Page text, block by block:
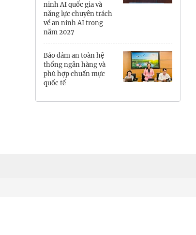
Hà Tĩnh
Hải Phòng
Khánh Hòa
ninh AI quốc gia và
năng lực chuyên trách
về an ninh AI trong
năm 2027
Bảo đảm an toàn hệ
thống ngân hàng và
phù hợp chuẩn mực
quốc tế